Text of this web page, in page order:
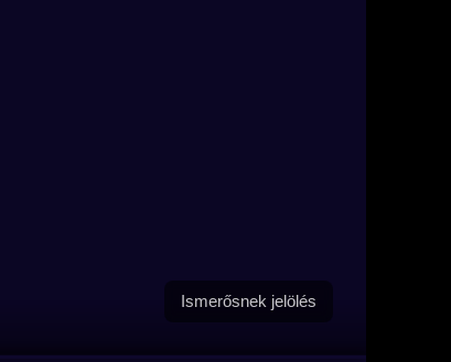
Ismerősnek jelölés